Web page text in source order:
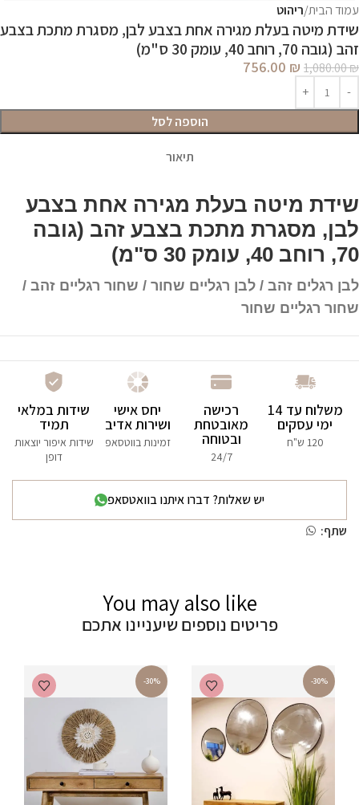
עמוד הבית ריהוט
שידת מיטה בעלת מגירה אחת בצבע לבן, מסגרת מתכת בצבע
זהב (גובה 70, רוחב 40, עומק 30 ס"מ)
1,080.00₪
756.00 ₪
הוספה לסל
תיאור
שידת מיטה בעלת מגירה אחת בצבע
לבן, מסגרת מתכת בצבע זהב (גובה
70, רוחב 40, עומק 30 ס"מ)
לבן רגלים זהב / לבן רגליים שחור / שחור רגליים זהב /
שחור רגליים שחור
משלוח עד 14
ימי עסקים
120 ש"ח
רכישה
מאובטחת
ובטוחה
24/7
יחס אישי
ושירות אדיב
זמינות בווטסאפ
שידות במלאי
תמיד
שידות איפור יוצאות
דופן
יש שאלות? דברו איתנו בוואטסאפ
שתף:
You may also like
פריטים נוספים שיעניינו אתכם
-30%
-30%